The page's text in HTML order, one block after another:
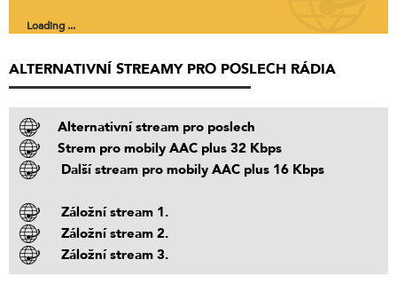
Loading ...
ALTERNATIVNÍ STREAMY PRO POSLECH RÁDIA
Alternativní stream pro poslech
Strem pro mobily AAC plus 32 Kbps
Další stream pro mobily AAC plus 16 Kbps
Záložní stream 1.
Záložní stream 2.
Záložní stream 3.